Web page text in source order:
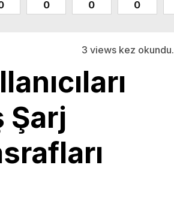
0 0 0
3 views kez okundu.
Şarj